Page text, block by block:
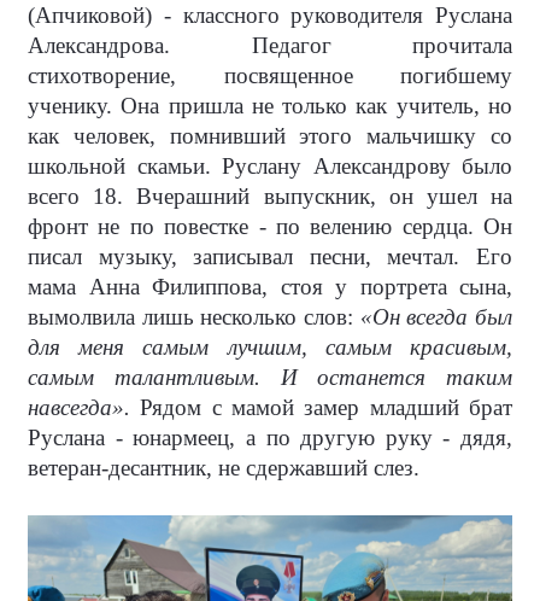
(Апчиковой) - классного руководителя Руслана
Александрова. Педагог прочитала
стихотворение, посвященное погибшему
ученику. Она пришла не только как учитель, но
как человек, помнивший этого мальчишку со
школьной скамьи. Руслану Александрову было
всего 18. Вчерашний выпускник, он ушел на
фронт не по повестке - по велению сердца. Он
писал музыку, записывал песни, мечтал. Его
мама Анна Филиппова, стоя у портрета сына,
вымолвила лишь несколько слов: «Он всегда был
для меня самым лучшим, самым красивым,
самым талантливым. И останется таким
навсегда». Рядом с мамой замер младший брат
Руслана - юнармеец, а по другую руку - дядя,
ветеран-десантник, не сдержавший слез.